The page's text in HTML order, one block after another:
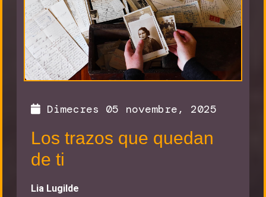
Dimecres 05 novembre, 2025
Los trazos que quedan
de ti
Lia Lugilde